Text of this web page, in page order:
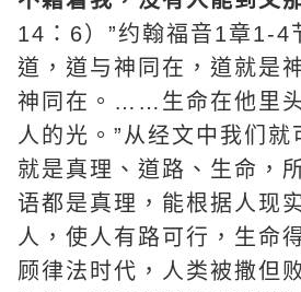
14：6）”约翰福音1章1-4
道，道与神同在，道就是
神同在。……生命在他里
人的光。”从经文中我们就
就是真理、道路、生命，
语都是真理，能根据人现
人，使人有路可行，生命
顾律法时代，人类被撒但